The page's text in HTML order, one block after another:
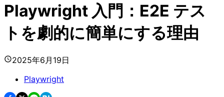
Playwright 入門：E2E テス
トを劇的に簡単にする理由
2025年6月19日
Playwright